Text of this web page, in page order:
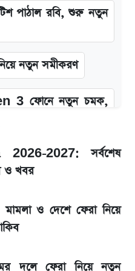
পাঠাল রবি, শুরু নতুন
নতুন সমীকরণ
3 ফোনে নতুন চমক,
মুখ খুললেন দিলীপ
সর্বশেষ দাম
দিল আবহাওয়া অফিস
2027: সর্বশেষ
ও খবর
মামলা ও দেশে ফেরা নিয়ে
দলে ফেরা নিয়ে নতুন